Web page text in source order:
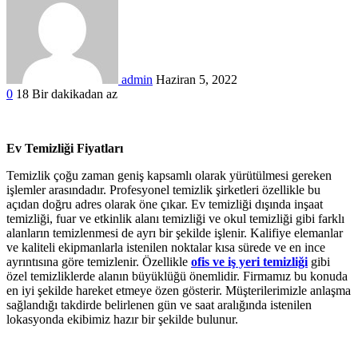
admin Haziran 5, 2022
0 18 Bir dakikadan az
Ev Temizliği Fiyatları
Temizlik çoğu zaman geniş kapsamlı olarak yürütülmesi gereken
işlemler arasındadır. Profesyonel temizlik şirketleri özellikle bu
açıdan doğru adres olarak öne çıkar. Ev temizliği dışında inşaat
temizliği, fuar ve etkinlik alanı temizliği ve okul temizliği gibi farklı
alanların temizlenmesi de ayrı bir şekilde işlenir. Kalifiye elemanlar
ve kaliteli ekipmanlarla istenilen noktalar kısa sürede ve en ince
ayrıntısına göre temizlenir. Özellikle ofis ve iş yeri temizliği gibi
özel temizliklerde alanın büyüklüğü önemlidir. Firmamız bu konuda
en iyi şekilde hareket etmeye özen gösterir. Müşterilerimizle anlaşma
sağlandığı takdirde belirlenen gün ve saat aralığında istenilen
lokasyonda ekibimiz hazır bir şekilde bulunur.